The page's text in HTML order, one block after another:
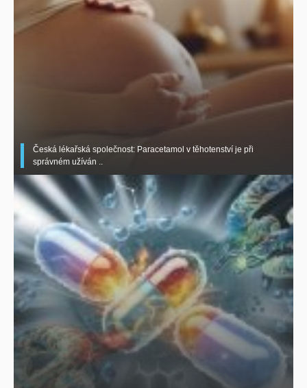
Česká lékařská společnost: Paracetamol v těhotenství je při
správném užíván ..